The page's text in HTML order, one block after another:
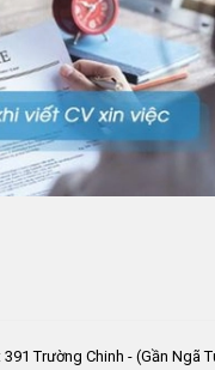
Trường Chinh - (Gần Ngã